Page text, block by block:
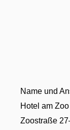
Name und
Hotel am
Zoostraße